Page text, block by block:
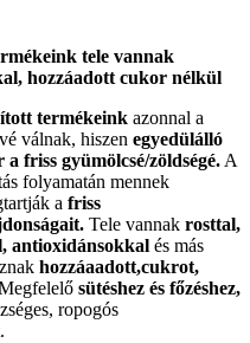
tele vannak
hozzáadott cukor nélkül
termékeink azonnal a
válnak, hiszen egyedülálló
friss gyümölcsé/zöldségé. A
folyamatán mennek
a friss
Tele vannak rosttal,
antioxidánsokkal és más
hozzáaadott,cukrot,
sütéshez és főzéshez,
ropogós